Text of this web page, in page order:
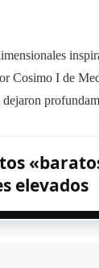
Cosimo I de
elevados